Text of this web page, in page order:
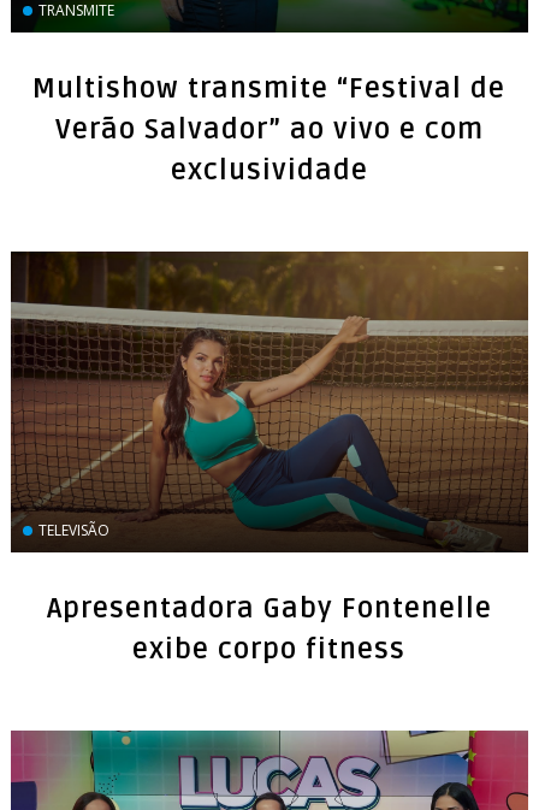
TRANSMITE
Multishow transmite “Festival de
Verão Salvador” ao vivo e com
exclusividade
TELEVISÃO
Apresentadora Gaby Fontenelle
exibe corpo fitness